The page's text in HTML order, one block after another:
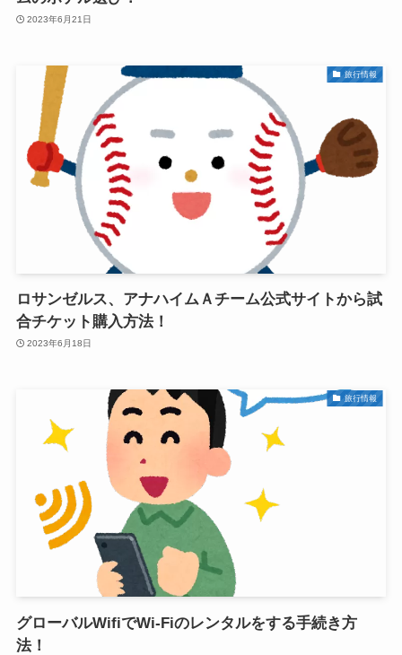
2023年6月21日
旅行情報
ロサンゼルス、アナハイムＡチーム公式サイトから試
合チケット購入方法！
2023年6月18日
旅行情報
グローバルWifiでWi-Fiのレンタルをする手続き方
法！